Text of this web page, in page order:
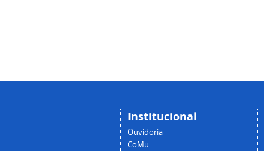
Institucional
Ouvidoria
CoMu